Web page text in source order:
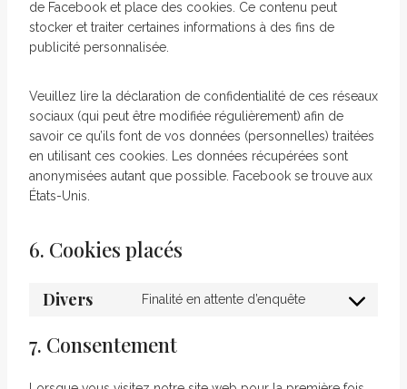
de Facebook et place des cookies. Ce contenu peut
stocker et traiter certaines informations à des fins de
publicité personnalisée.
Veuillez lire la déclaration de confidentialité de ces réseaux
sociaux (qui peut être modifiée régulièrement) afin de
savoir ce qu’ils font de vos données (personnelles) traitées
en utilisant ces cookies. Les données récupérées sont
anonymisées autant que possible. Facebook se trouve aux
États-Unis.
6. Cookies placés
Divers Finalité en attente d’enquête
7. Consentement